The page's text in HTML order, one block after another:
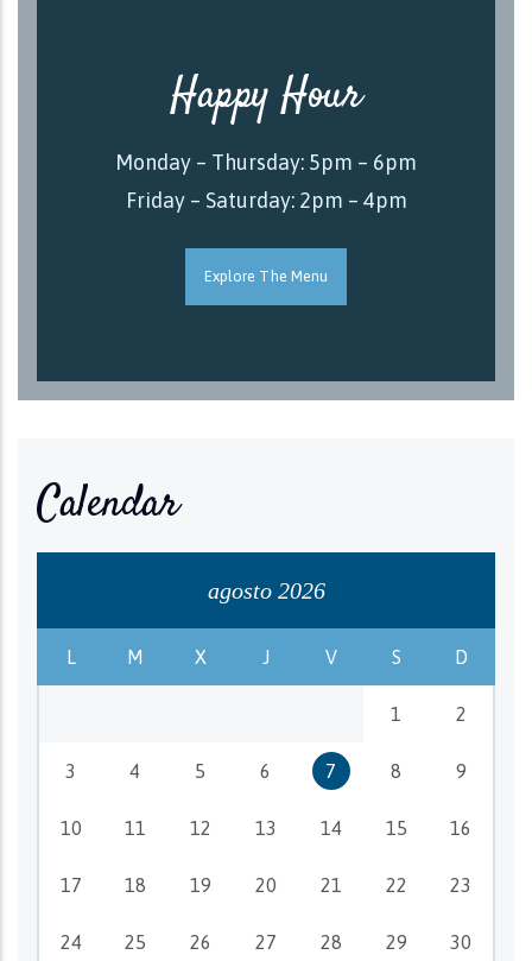
Happy Hour
Monday – Thursday: 5pm – 6pm
Friday – Saturday: 2pm – 4pm
Explore The Menu
Calendar
agosto 2026
L M X J V S D
1 2
3 4 5 6 7 8 9
10 11 12 13 14 15 16
17 18 19 20 21 22 23
24 25 26 27 28 29 30